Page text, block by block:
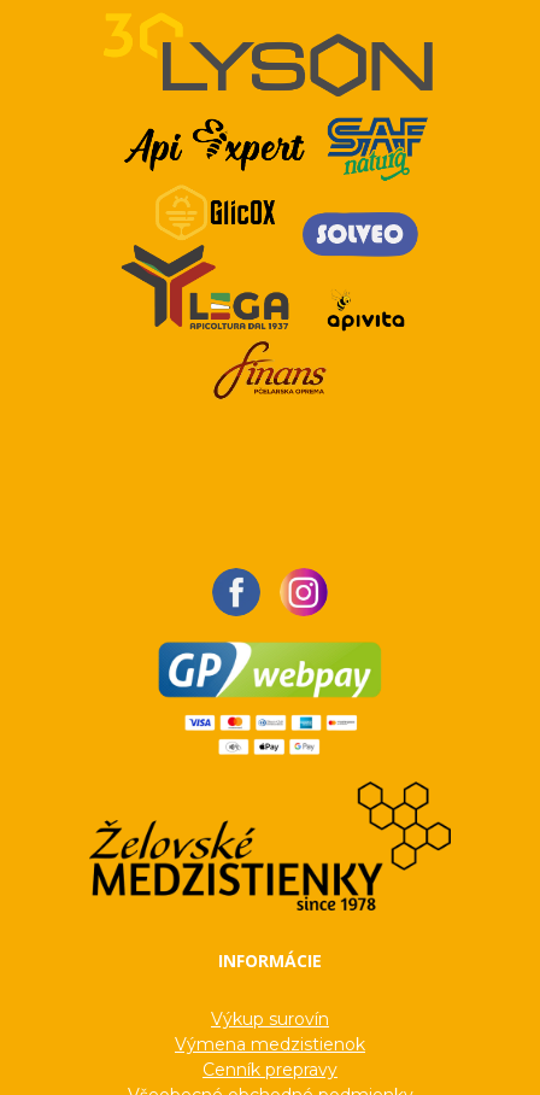
INFORMÁCIE
Výkup surovín
Výmena medzistienok
Cenník prepravy